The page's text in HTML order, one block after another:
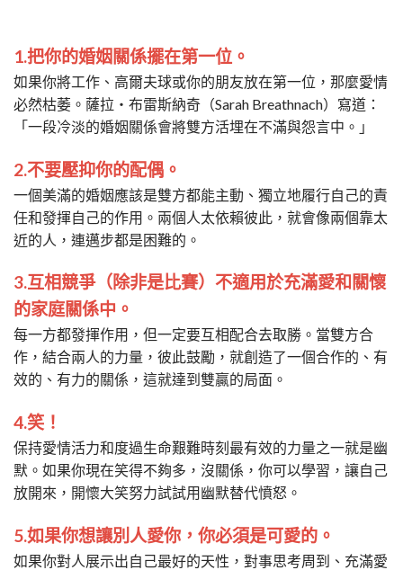
1.把你的婚姻關係擺在第一位。
如果你將工作、高爾夫球或你的朋友放在第一位，那麼愛情
必然枯萎。薩拉‧布雷斯納奇（Sarah Breathnach）寫道：
「一段冷淡的婚姻關係會將雙方活埋在不滿與怨言中。」
2.不要壓抑你的配偶。
一個美滿的婚姻應該是雙方都能主動、獨立地履行自己的責
任和發揮自己的作用。兩個人太依賴彼此，就會像兩個靠太
近的人，連邁步都是困難的。
3.互相競爭（除非是比賽）不適用於充滿愛和關懷
的家庭關係中。
每一方都發揮作用，但一定要互相配合去取勝。當雙方合
作，結合兩人的力量，彼此鼓勵，就創造了一個合作的、有
效的、有力的關係，這就達到雙贏的局面。
4.笑！
保持愛情活力和度過生命艱難時刻最有效的力量之一就是幽
默。如果你現在笑得不夠多，沒關係，你可以學習，讓自己
放開來，開懷大笑努力試試用幽默替代憤怒。
5.如果你想讓別人愛你，你必須是可愛的。
如果你對人展示出自己最好的天性，對事思考周到、充滿愛